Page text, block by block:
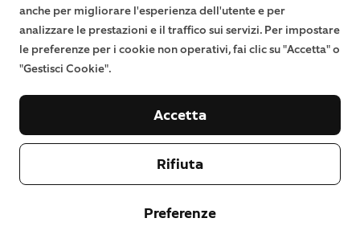
anche per migliorare l'esperienza dell'utente e per
analizzare le prestazioni e il traffico sui servizi. Per impostare
le preferenze per i cookie non operativi, fai clic su "Accetta" o
"Gestisci Cookie".
Preferenze
Rifiuta
Accetta